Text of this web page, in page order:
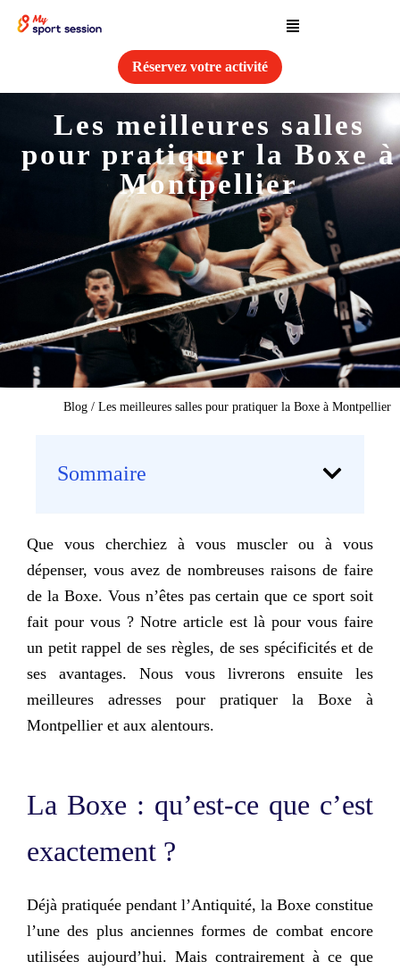
Skip
Menu
Réservez votre activité
Les meilleures salles
pour pratiquer la Boxe à
Montpellier
Blog / Les meilleures salles pour pratiquer la Boxe à Montpellier
Sommaire
Que vous cherchiez à vous muscler ou à vous
dépenser, vous avez de nombreuses raisons de faire
de la Boxe. Vous n’êtes pas certain que ce sport soit
fait pour vous ? Notre article est là pour vous faire
un petit rappel de ses règles, de ses spécificités et de
ses avantages. Nous vous livrerons ensuite les
meilleures adresses pour pratiquer la Boxe à
Montpellier et aux alentours.
La Boxe : qu’est-ce que c’est
exactement ?
Déjà pratiquée pendant l’Antiquité, la Boxe constitue
l’une des plus anciennes formes de combat encore
utilisées aujourd’hui. Mais contrairement à ce que